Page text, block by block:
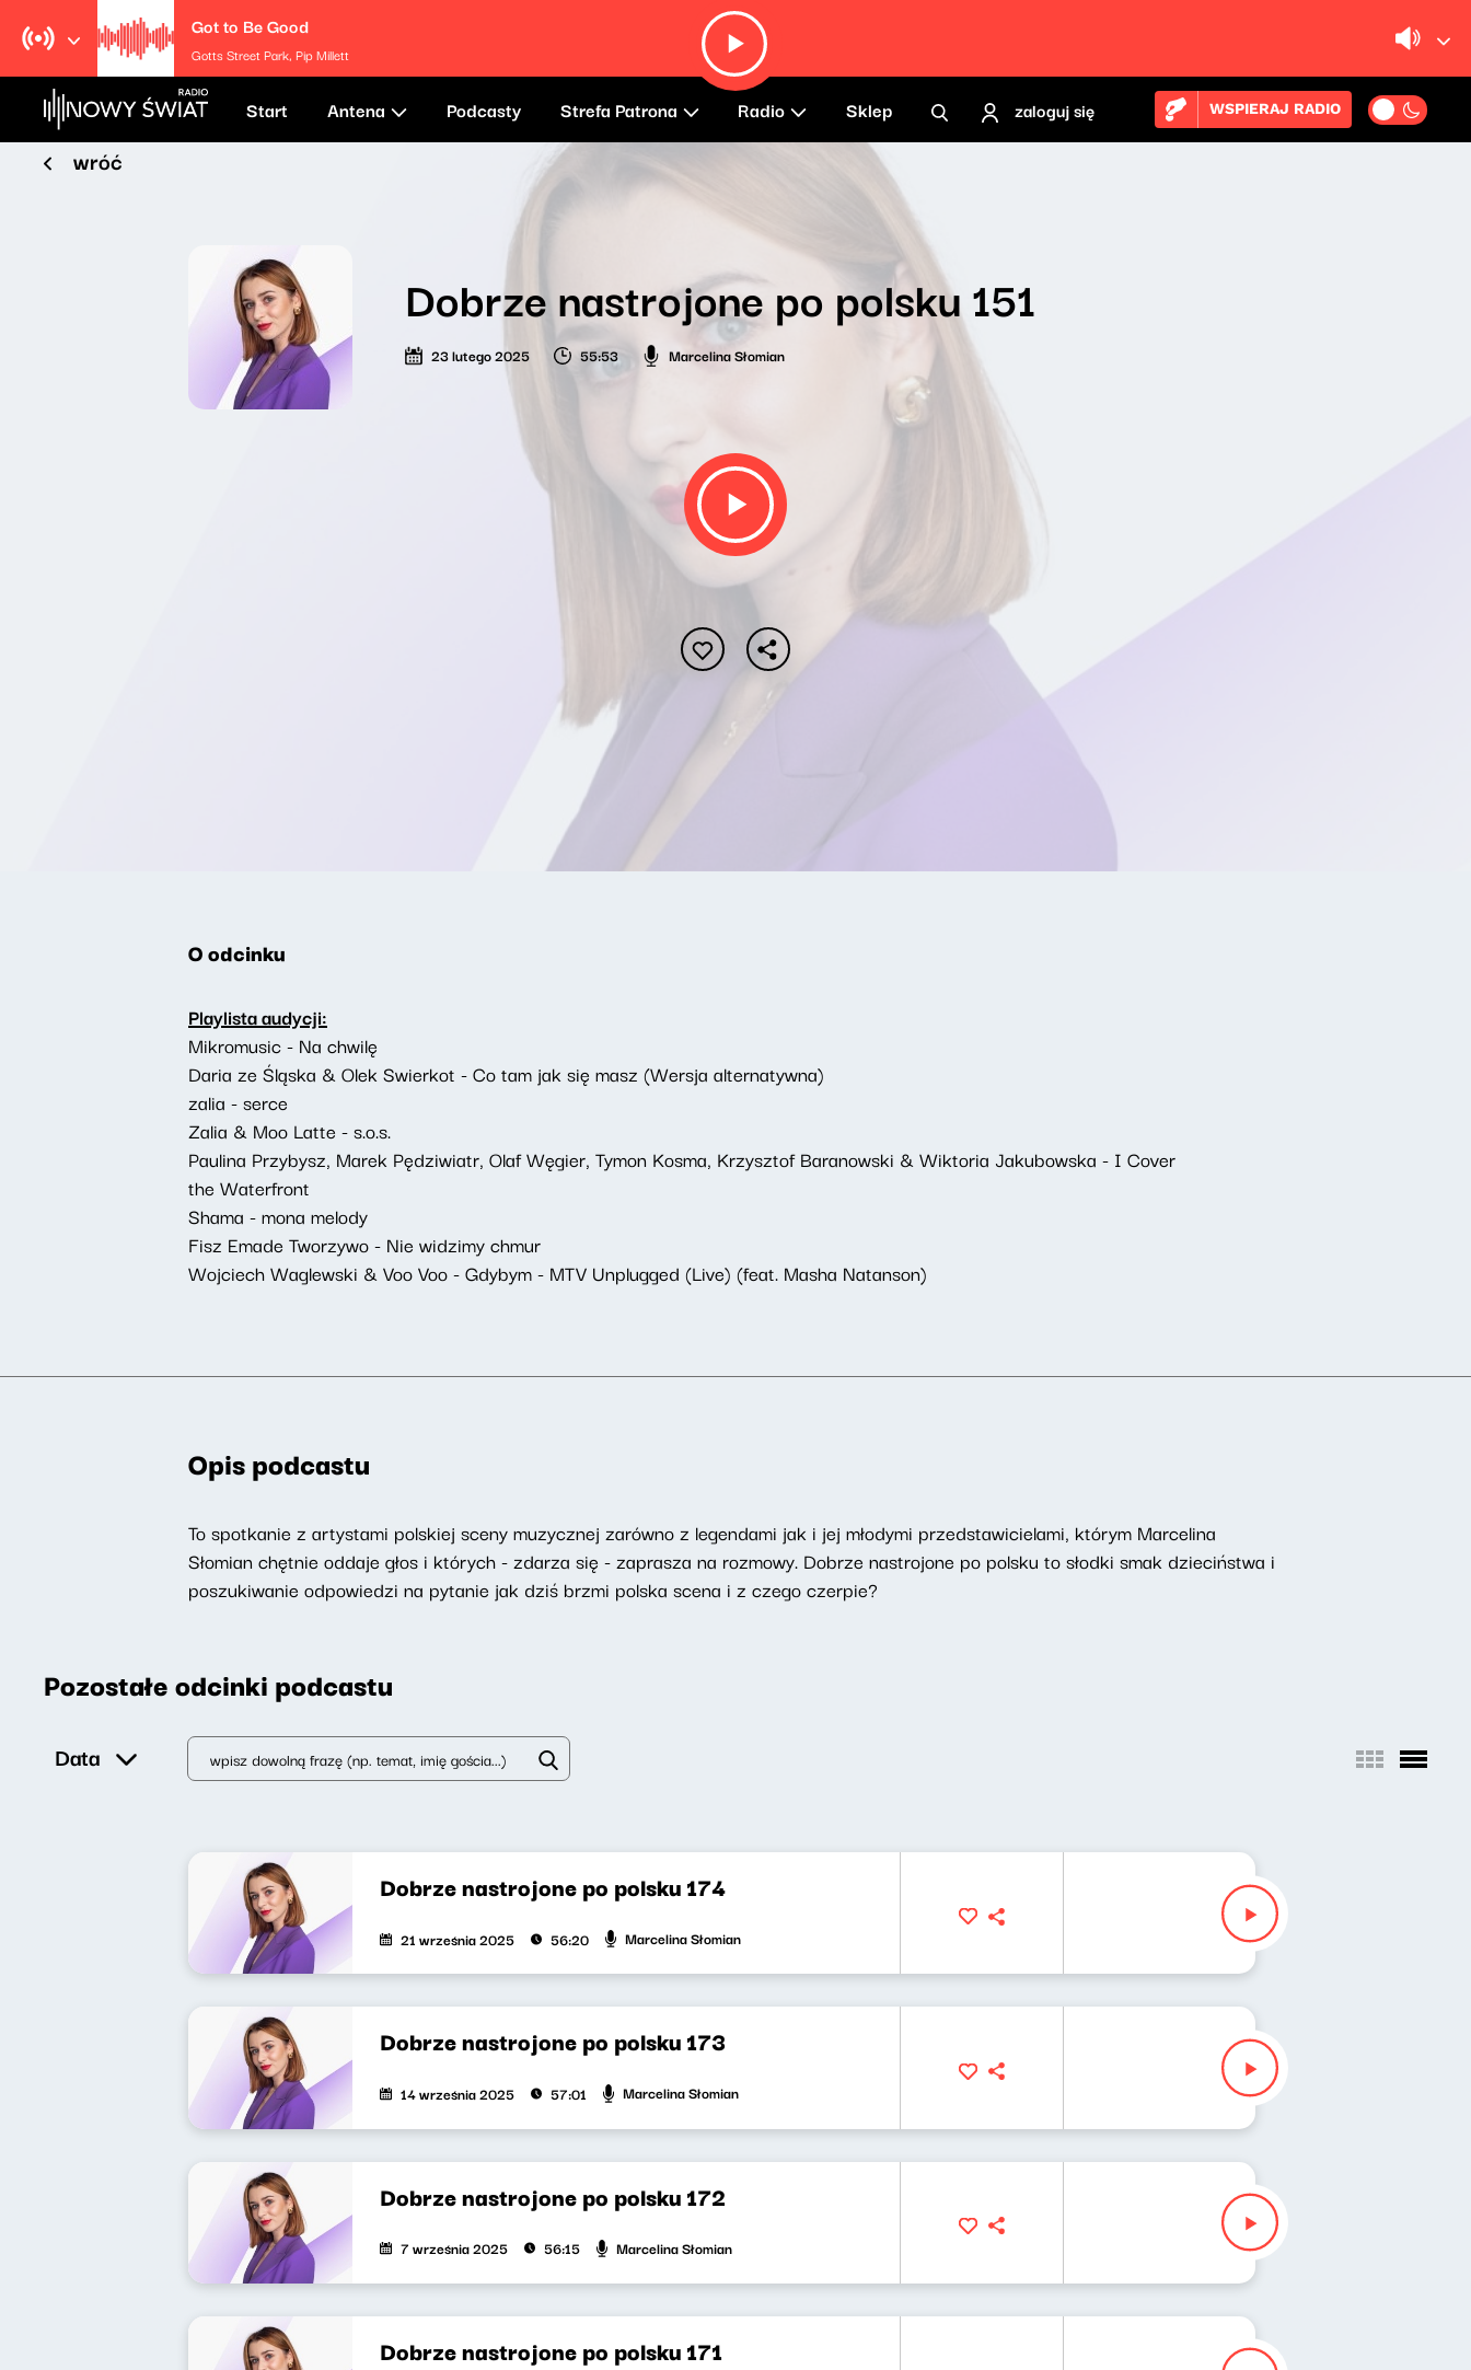
Got to Be Good
Gotts Street Park, Pip Millett
Start Antena Podcasty Strefa Patrona Radio Sklep zaloguj się WSPIERAJ RADIO
wróć
Dobrze nastrojone po polsku 151
23 lutego 2025 55:53 Marcelina Słomian
O odcinku
Playlista audycji:
Mikromusic - Na chwilę
Daria ze Śląska & Olek Swierkot - Co tam jak się masz (Wersja alternatywna)
zalia - serce
Zalia & Moo Latte - s.o.s.
Paulina Przybysz, Marek Pędziwiatr, Olaf Węgier, Tymon Kosma, Krzysztof Baranowski & Wiktoria Jakubowska - I Cover
the Waterfront
Shama - mona melody
Fisz Emade Tworzywo - Nie widzimy chmur
Wojciech Waglewski & Voo Voo - Gdybym - MTV Unplugged (Live) (feat. Masha Natanson)
Opis podcastu
To spotkanie z artystami polskiej sceny muzycznej zarówno z legendami jak i jej młodymi przedstawicielami, którym Marcelina
Słomian chętnie oddaje głos i których - zdarza się - zaprasza na rozmowy. Dobrze nastrojone po polsku to słodki smak dzieciństwa i
poszukiwanie odpowiedzi na pytanie jak dziś brzmi polska scena i z czego czerpie?
Pozostałe odcinki podcastu
Data
Dobrze nastrojone po polsku 174
21 września 2025 56:20 Marcelina Słomian
Dobrze nastrojone po polsku 173
14 września 2025 57:01 Marcelina Słomian
Dobrze nastrojone po polsku 172
7 września 2025 56:15 Marcelina Słomian
Dobrze nastrojone po polsku 171